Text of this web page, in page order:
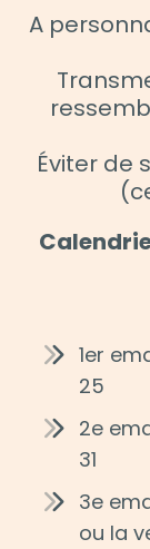
A
Éviter de
1er
25
2e
31
3e
ou la